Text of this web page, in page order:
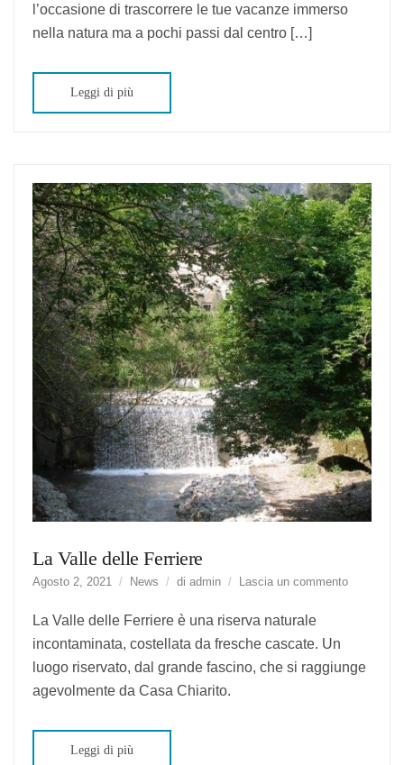
l’occasione di trascorrere le tue vacanze immerso
nella natura ma a pochi passi dal centro […]
Leggi di più
La Valle delle Ferriere
Agosto 2, 2021 News di admin Lascia un commentosuLa
La Valle delle Ferriere è una riserva naturale
incontaminata, costellata da fresche cascate. Un
luogo riservato, dal grande fascino, che si raggiunge
agevolmente da Casa Chiarito.
Leggi di più